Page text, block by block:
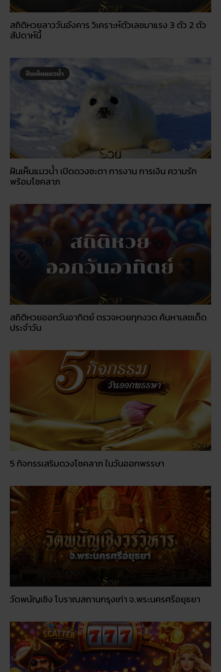
สถิติหวยลาววันอังคาร วิเคราะห์ตัวเลขมาแรง 3 ตัว 2 ตัว
สัปดาห์นี้
ฝันเห็นแมวน้ำ เปิดดวงชะตา การงาน การเงิน ความรัก
พร้อมโชคลาภ
สถิติหวยออกวันอาทิตย์ ตรวจหวยทุกงวด ค้นหาเลขเด็ด
ประจำวัน
5 กิจกรรเสริมดวงโชคลาภ ในวันออกพรรษา
วัดพนัญเชิง โบราณสถานกรุงเก่า จ.พระนครศรีอยุธยา